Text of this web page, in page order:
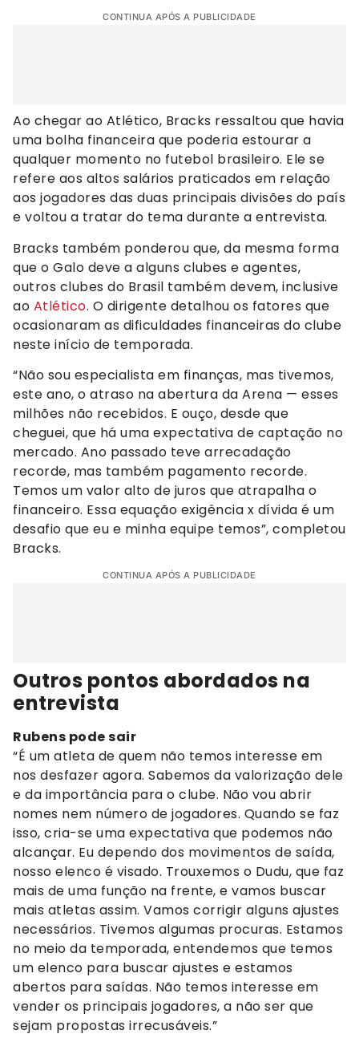
CONTINUA APÓS A PUBLICIDADE
Ao chegar ao Atlético, Bracks ressaltou que havia
uma bolha financeira que poderia estourar a
qualquer momento no futebol brasileiro. Ele se
refere aos altos salários praticados em relação
aos jogadores das duas principais divisões do país
e voltou a tratar do tema durante a entrevista.
Bracks também ponderou que, da mesma forma
que o Galo deve a alguns clubes e agentes,
outros clubes do Brasil também devem, inclusive
ao Atlético. O dirigente detalhou os fatores que
ocasionaram as dificuldades financeiras do clube
neste início de temporada.
“Não sou especialista em finanças, mas tivemos,
este ano, o atraso na abertura da Arena — esses
milhões não recebidos. E ouço, desde que
cheguei, que há uma expectativa de captação no
mercado. Ano passado teve arrecadação
recorde, mas também pagamento recorde.
Temos um valor alto de juros que atrapalha o
financeiro. Essa equação exigência x dívida é um
desafio que eu e minha equipe temos”, completou
Bracks.
CONTINUA APÓS A PUBLICIDADE
Outros pontos abordados na
entrevista
Rubens pode sair
“É um atleta de quem não temos interesse em
nos desfazer agora. Sabemos da valorização dele
e da importância para o clube. Não vou abrir
nomes nem número de jogadores. Quando se faz
isso, cria-se uma expectativa que podemos não
alcançar. Eu dependo dos movimentos de saída,
nosso elenco é visado. Trouxemos o Dudu, que faz
mais de uma função na frente, e vamos buscar
mais atletas assim. Vamos corrigir alguns ajustes
necessários. Tivemos algumas procuras. Estamos
no meio da temporada, entendemos que temos
um elenco para buscar ajustes e estamos
abertos para saídas. Não temos interesse em
vender os principais jogadores, a não ser que
sejam propostas irrecusáveis.”